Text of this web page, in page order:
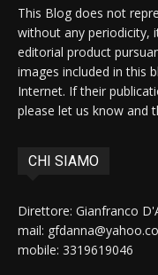
This Blog does not
without any periodicity,
editorial product
images included in this
Internet. If their
please let us know and
CHI SIAMO
Direttore: Gianfranco
mail:
mobile: 3319619046